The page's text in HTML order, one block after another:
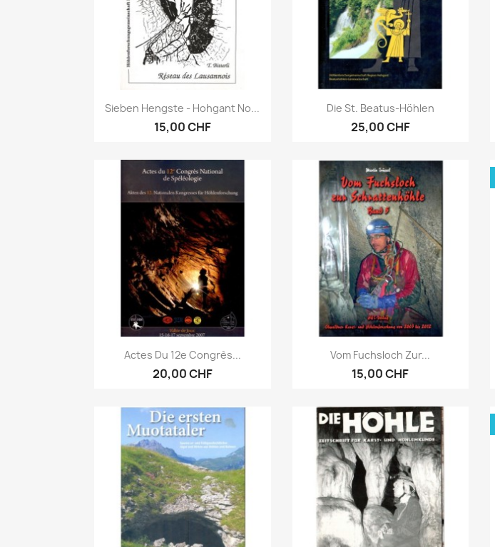
Anteprima
Sieben Hengste - Hohgant No...
15,00 CHF
 Anteprima
Die St. Beatus-Höhlen
25,00 CHF
Anteprima
Actes Du 12e Congrès...
20,00 CHF
Anteprima
Vom Fuchsloch Zur...
15,00 CHF